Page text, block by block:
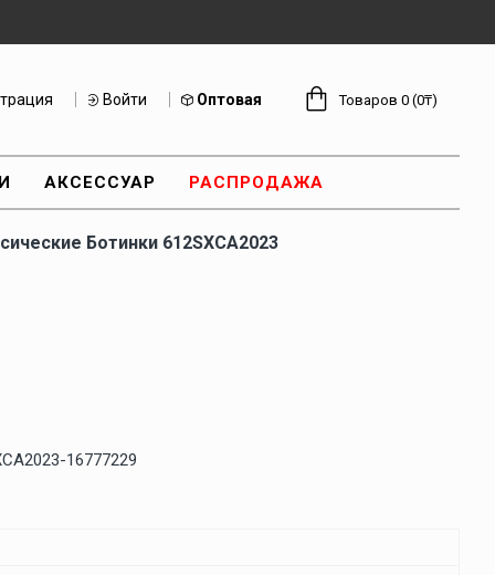
Войти Оптовая Товаров 0 (0₸)
АКСЕССУАР РАСПРОДАЖА
Ботинки 612SXCA2023
16777229